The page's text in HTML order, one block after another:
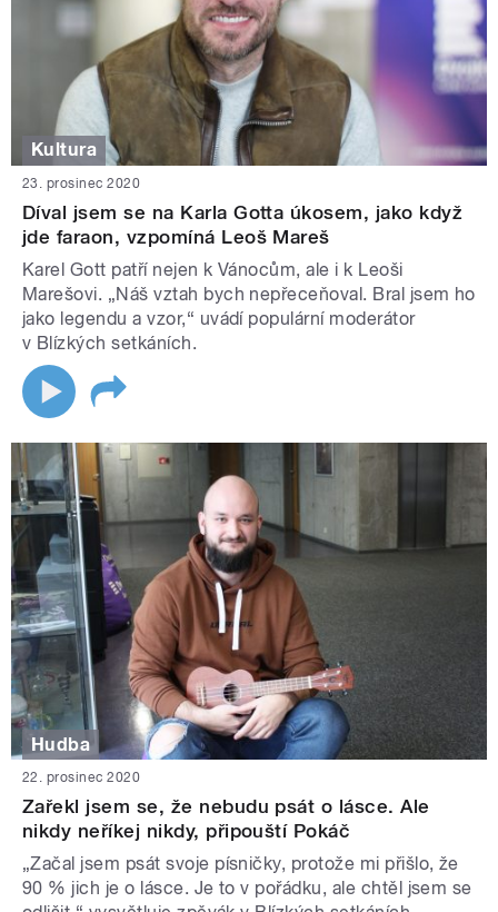
Kultura
23. prosinec 2020
Díval jsem se na Karla Gotta úkosem, jako když
jde faraon, vzpomíná Leoš Mareš
Karel Gott patří nejen k Vánocům, ale i k Leoši
Marešovi. „Náš vztah bych nepřeceňoval. Bral jsem ho
jako legendu a vzor,“ uvádí populární moderátor
v Blízkých setkáních.
Hudba
22. prosinec 2020
Zařekl jsem se, že nebudu psát o lásce. Ale
nikdy neříkej nikdy, připouští Pokáč
„Začal jsem psát svoje písničky, protože mi přišlo, že
90 % jich je o lásce. Je to v pořádku, ale chtěl jsem se